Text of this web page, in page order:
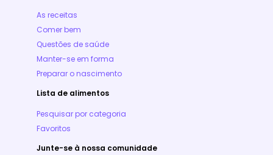
As receitas
Comer bem
Questões de saúde
Manter-se em forma
Preparar o nascimento
Lista de alimentos
Pesquisar por categoria
Favoritos
Junte-se à nossa comunidade